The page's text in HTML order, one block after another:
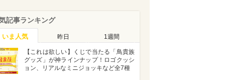
記事ランキング
いま人気 昨日 1週間
【これは欲しい】くじで当たる「鳥貴族
グッズ」が神ラインナップ！ロゴクッシ
ョン、リアルなミニジョッキなど全7種